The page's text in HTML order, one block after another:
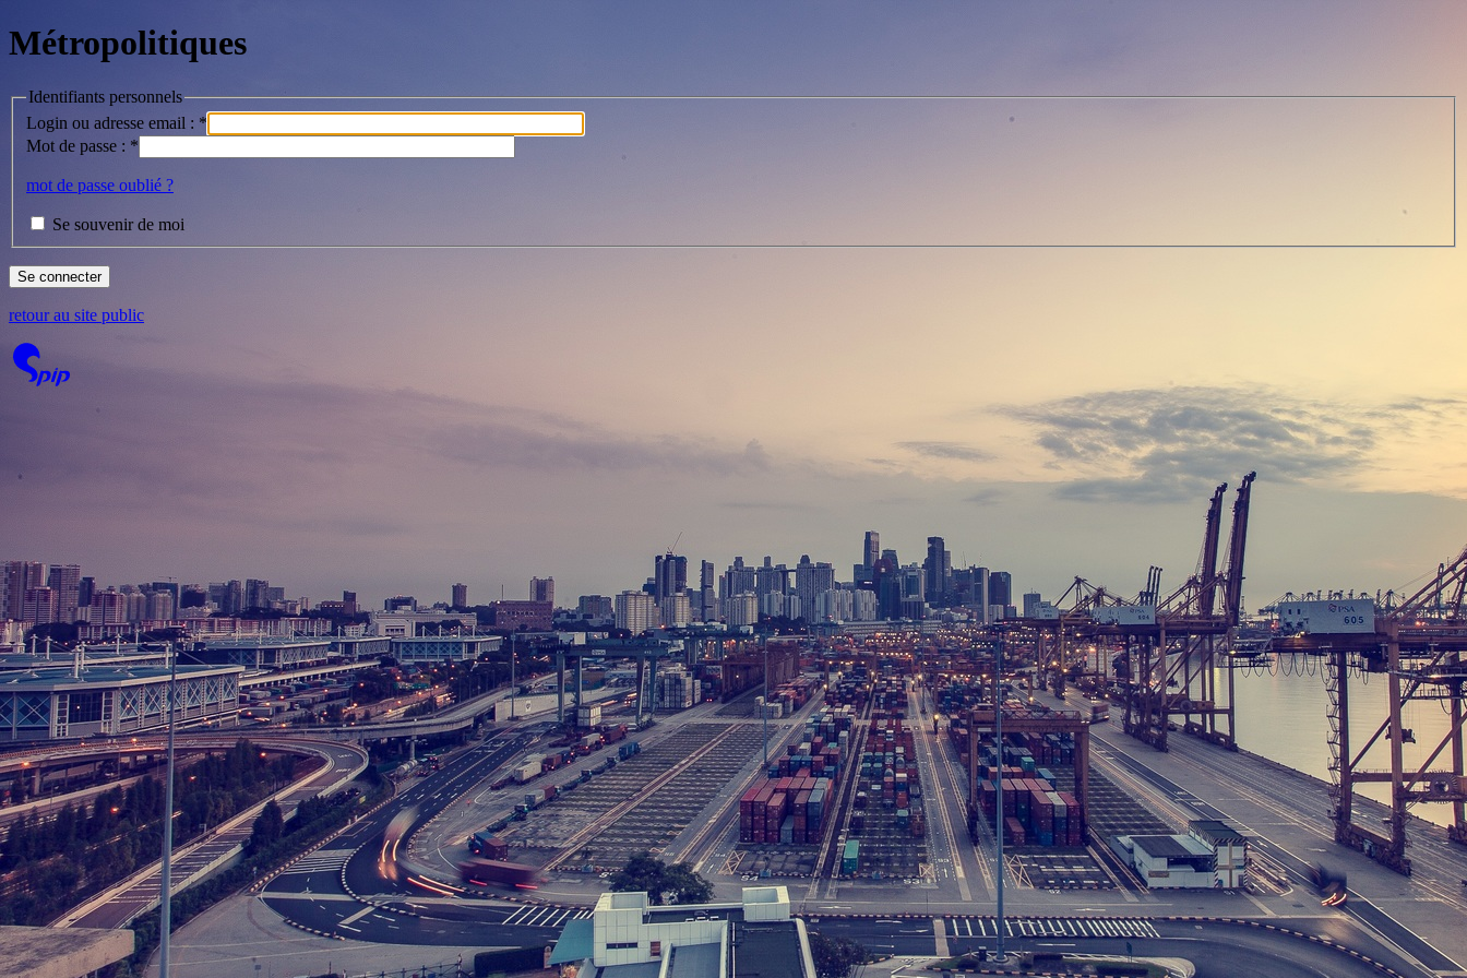
Métropolitiques
Identifiants personnels
Login ou adresse email : *
Mot de passe : *
mot de passe oublié ?
Se souvenir de moi
retour au site public